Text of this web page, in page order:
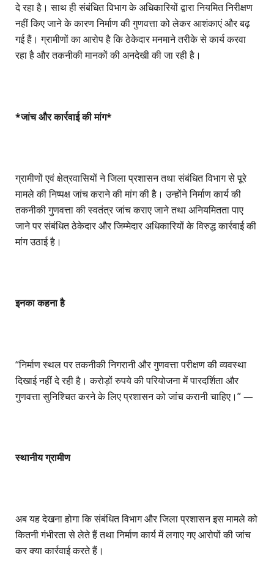
दे रहा है। साथ ही संबंधित विभाग के अधिकारियों द्वारा नियमित निरीक्षण
नहीं किए जाने के कारण निर्माण की गुणवत्ता को लेकर आशंकाएं और बढ़
गई हैं। ग्रामीणों का आरोप है कि ठेकेदार मनमाने तरीके से कार्य करवा
रहा है और तकनीकी मानकों की अनदेखी की जा रही है।
*जांच और कार्रवाई की मांग*
ग्रामीणों एवं क्षेत्रवासियों ने जिला प्रशासन तथा संबंधित विभाग से पूरे
मामले की निष्पक्ष जांच कराने की मांग की है। उन्होंने निर्माण कार्य की
तकनीकी गुणवत्ता की स्वतंत्र जांच कराए जाने तथा अनियमितता पाए
जाने पर संबंधित ठेकेदार और जिम्मेदार अधिकारियों के विरुद्ध कार्रवाई की
मांग उठाई है।
इनका कहना है
“निर्माण स्थल पर तकनीकी निगरानी और गुणवत्ता परीक्षण की व्यवस्था
दिखाई नहीं दे रही है। करोड़ों रुपये की परियोजना में पारदर्शिता और
गुणवत्ता सुनिश्चित करने के लिए प्रशासन को जांच करानी चाहिए।” —
स्थानीय ग्रामीण
अब यह देखना होगा कि संबंधित विभाग और जिला प्रशासन इस मामले को
कितनी गंभीरता से लेते हैं तथा निर्माण कार्य में लगाए गए आरोपों की जांच
कर क्या कार्रवाई करते हैं।